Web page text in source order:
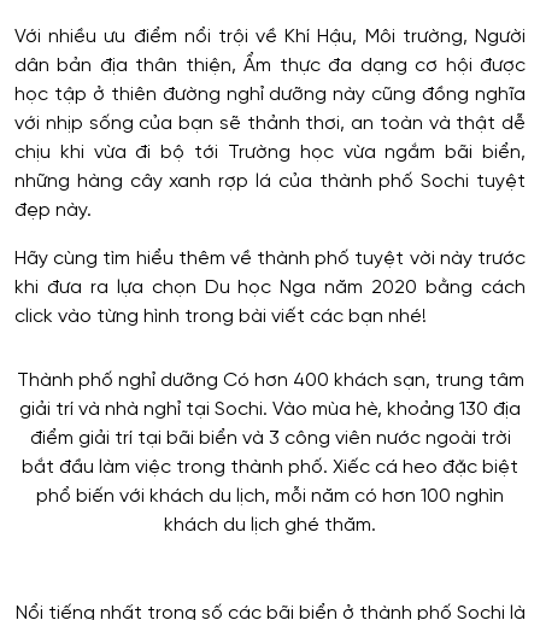
Với nhiều ưu điểm nổi trội về Khí Hậu, Môi trường, Người
dân bản địa thân thiện, Ẩm thực đa dạng cơ hội được
học tập ở thiên đường nghỉ dưỡng này cũng đồng nghĩa
với nhịp sống của bạn sẽ thảnh thơi, an toàn và thật dễ
chịu khi vừa đi bộ tới Trường học vừa ngắm bãi biển,
những hàng cây xanh rợp lá của thành phố Sochi tuyệt
đẹp này.
Hãy cùng tìm hiểu thêm về thành phố tuyệt vời này trước
khi đưa ra lựa chọn Du học Nga năm 2020 bằng cách
click vào từng hình trong bài viết các bạn nhé!
Thành phố nghỉ dưỡng Có hơn 400 khách sạn, trung tâm
giải trí và nhà nghỉ tại Sochi. Vào mùa hè, khoảng 130 địa
điểm giải trí tại bãi biển và 3 công viên nước ngoài trời
bắt đầu làm việc trong thành phố. Xiếc cá heo đặc biệt
phổ biến với khách du lịch, mỗi năm có hơn 100 nghìn
khách du lịch ghé thăm.
Nổi tiếng nhất trong số các bãi biển ở thành phố Sochi là